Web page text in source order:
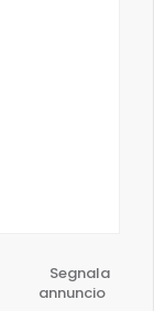
Segnala
annuncio